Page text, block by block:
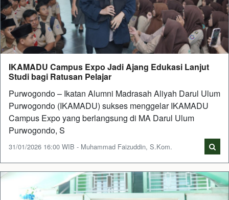
IKAMADU Campus Expo Jadi Ajang Edukasi Lanjut
Studi bagi Ratusan Pelajar
Purwogondo – Ikatan Alumni Madrasah Aliyah Darul Ulum
Purwogondo (IKAMADU) sukses menggelar IKAMADU
Campus Expo yang berlangsung di MA Darul Ulum
Purwogondo, S
31/01/2026 16:00 WIB - Muhammad Faizuddin, S.Kom.